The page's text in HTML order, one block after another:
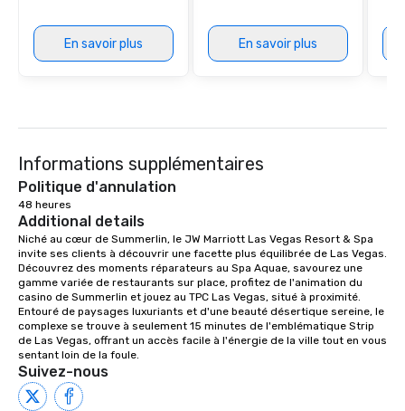
En savoir plus En savoir plus
Informations supplémentaires
Politique d'annulation
48 heures
Additional details
Niché au cœur de Summerlin, le JW Marriott Las Vegas Resort & Spa
invite ses clients à découvrir une facette plus équilibrée de Las Vegas.
Découvrez des moments réparateurs au Spa Aquae, savourez une
gamme variée de restaurants sur place, profitez de l'animation du
casino de Summerlin et jouez au TPC Las Vegas, situé à proximité.
Entouré de paysages luxuriants et d'une beauté désertique sereine, le
complexe se trouve à seulement 15 minutes de l'emblématique Strip
de Las Vegas, offrant un accès facile à l'énergie de la ville tout en vous
sentant loin de la foule.
Suivez-nous